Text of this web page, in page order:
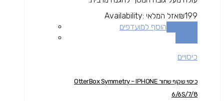
₪199
Availability: אזל המלאי
הוסף למועדפים
כיסויים
כיסוי שקוף שחור OtterBox Symmetry – IPHONE
6/6S/7/8